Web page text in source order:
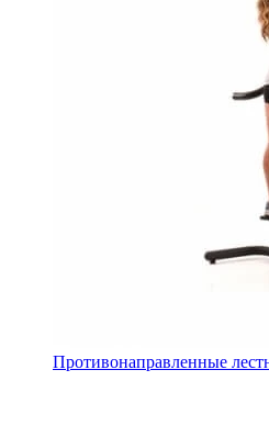
Противонаправленные